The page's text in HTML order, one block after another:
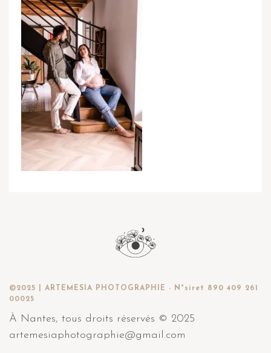
©2025 | ARTEMESIA PHOTOGRAPHIE - N°siret 890 409 261
00025
À Nantes, tous droits réservés © 2025
artemesiaphotographie@gmail.com